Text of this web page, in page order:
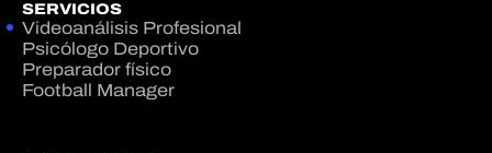
SERVICIOS
Videoanálisis Profesional
Psicólogo Deportivo
Preparador físico
Football Manager